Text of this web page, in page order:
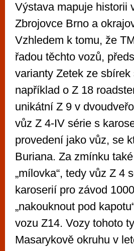
Výstava mapuje historii
Zbrojovce Brno a
Vzhledem k tomu, že
řadou těchto vozů,
varianty Zetek ze
například o Z 18
unikátní Z 9 v
vůz Z 4-IV série s
provedení jako vůz, se
Buriana. Za zmínku
„mílovka“, tedy vůz Z 4
karoserií pro závod
„nakouknout pod
vozu Z14. Vozy tohoto
Masarykově okruhu v